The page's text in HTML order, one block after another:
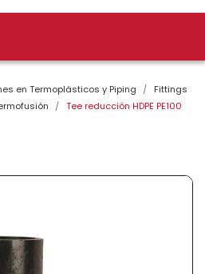
en Termoplásticos y Piping
Fittings
Tee reducción HDPE PE100